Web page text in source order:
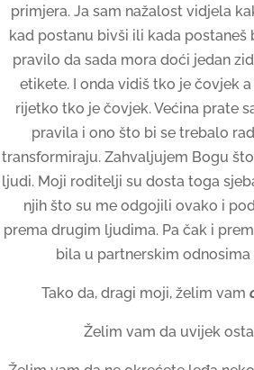
primjera. Ja sam nažalost vidjela
kad postanu bivši ili kada postaneš
pravilo da sada mora doći jedan
etikete. I onda vidiš tko je čovjek
rijetko tko je čovjek. Većina prate
pravila i ono što bi se trebalo
transformiraju. Zahvaljujem Bogu
ljudi. Moji roditelji su dosta toga
njih što su me odgojili ovako i
prema drugim ljudima. Pa čak i
bila u partnerskim odnosima
Tako da, dragi moji, želim vam
Želim vam da uvijek